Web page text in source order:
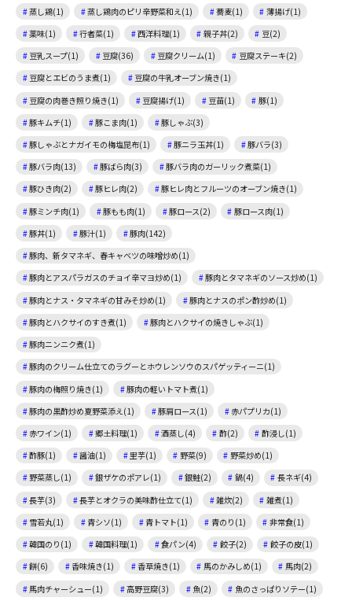
蒸し鶏(1)
蒸し鶏肉のピリ辛野菜和え(1) 蕎麦(1)
薄揚げ(1)
薬味(1)
行者菜(1) 西洋料理(1) 親子丼(2)
豆(2)
豆乳スープ(1)
豆腐(36) 豆腐クリーム(1)
豆腐ステーキ(2)
豆腐とエビのうま煮(1)
豆腐の牛乳オーブン焼き(1)
豆腐の肉巻き照り焼き(1)
豆腐揚げ(1) 豆苗(1)
豚(1)
豚キムチ(1)
豚こま肉(1)
豚しゃぶ(3)
豚しゃぶとナガイモの梅塩昆布(1)
豚ニラ玉丼(1)
豚バラ(3)
豚バラ肉(13)
豚ばら肉(3)
豚バラ肉のガーリック煮菜(1)
豚ひき肉(2)
豚ヒレ肉(2)
豚ヒレ肉とフルーツのオーブン焼き(1)
豚ミンチ肉(1)
豚もも肉(1) 豚ロース(2)
豚ロース肉(1)
豚丼(1)
豚汁(1)
豚肉(142)
豚肉、新タマネギ、春キャベツの味噌炒め(1)
豚肉とアスパラガスのチョイ辛マヨ炒め(1)
豚肉とタマネギのソース炒め(1)
豚肉とナス・タマネギの甘みそ炒め(1)
豚肉とナスのポン酢炒め(1)
豚肉とハクサイのすき煮(1)
豚肉とハクサイの焼きしゃぶ(1)
豚肉ニンニク煮(1)
豚肉のクリーム仕立てのラグーとホウレンソウのスパゲッティーニ(1)
豚肉の梅照り焼き(1)
豚肉の軽いトマト煮(1)
豚肉の黒酢炒め夏野菜添え(1)
豚肩ロース(1)
赤パプリカ(1)
赤ワイン(1)
郷土料理(1) 酒蒸し(4) 酢(2)
酢浸し(1)
酢豚(1)
醤油(1) 里芋(1) 野菜(9)
野菜炒め(1)
野菜蒸し(1)
銀ザケのポアレ(1) 銀鮭(2) 鍋(4)
長ネギ(4)
長芋(3)
長芋とオクラの美味酢仕立て(1) 雑炊(2)
雑煮(1)
雪若丸(1)
青シソ(1) 青トマト(1) 青のり(1)
非常食(1)
韓国のり(1)
韓国料理(1) 食パン(4) 餃子(2)
餃子の皮(1)
餅(6)
香味焼き(1) 香草焼き(1) 馬のかみしめ(1)
馬肉(2)
馬肉チャーシュー(1)
高野豆腐(3) 魚(2)
魚のさっぱりソテー(1)